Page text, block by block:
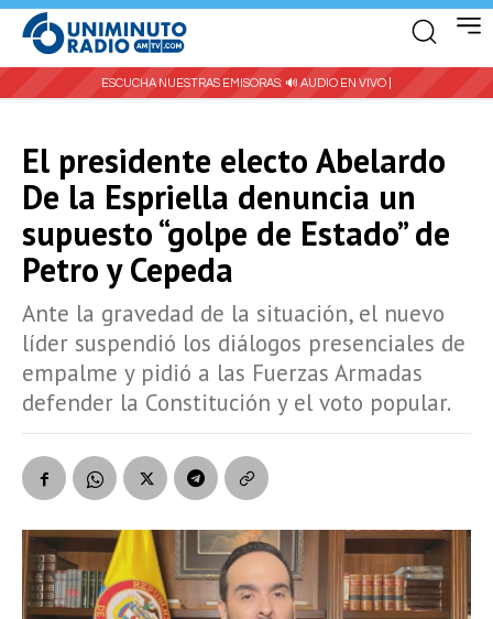
ESCUCHA NUESTRAS EMISORAS: 🔊 AUDIO EN VIVO |
El presidente electo Abelardo
De la Espriella denuncia un
supuesto “golpe de Estado” de
Petro y Cepeda
Ante la gravedad de la situación, el nuevo
líder suspendió los diálogos presenciales de
empalme y pidió a las Fuerzas Armadas
defender la Constitución y el voto popular.